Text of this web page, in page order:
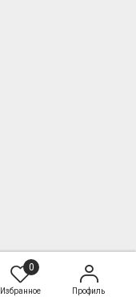
0
Избранное Профиль